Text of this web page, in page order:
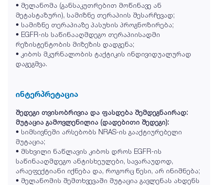
• მელანომა (განსაკუთრებით მოწინავე ან
მეტასტაზური), სამიზნე თერაპიის შესარჩევად;
• სამიზნე თერაპიაზე პასუხის პროგნოზირება;
• EGFR-ის საწინააღმდეგო თერაპიისადმი
რეზისტენტობის მიზეზის დადგენა;
• კიბოს მკურნალობის ტაქტიკის ინდივიდუალურად
დაგეგმვა.
ინტერპრეტაცია
შედეგი თვისობრივია და ფასდება შემდეგნაირად:
მუტაცია გამოვლენილია (დადებითი შედეგი):
• სიმსივნეში არსებობს NRAS-ის გააქტიურებელი
მუტაცია;
• მსხვილი ნაწლავის კიბოს დროს EGFR-ის
საწინააღმდეგო ანტისხეულები, სავარაუდოდ,
არაეფექტიანი იქნება და, როგორც წესი, არ ინიშნება;
• მელანომის შემთხვევაში მუტაცია გავლენას ახდენს